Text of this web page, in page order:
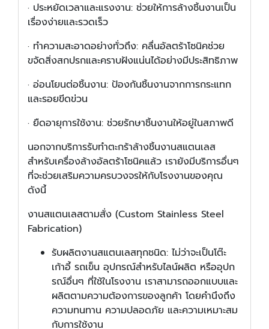
· ประหยัดเวลาและแรงงาน: ช่วยให้การล้างชิ้นงานเป็น
เรื่องง่ายและรวดเร็ว
· ทำความสะอาดอย่างทั่วถึง: คลื่นอัลตร้าโซนิคช่วย
ขจัดสิ่งสกปรกและคราบฝังแน่นได้อย่างมีประสิทธิภาพ
· อ่อนโยนต่อชิ้นงาน: ป้องกันชิ้นงานจากการกระแทก
และรอยขีดข่วน
· ยืดอายุการใช้งาน: ช่วยรักษาชิ้นงานให้อยู่ในสภาพดี
นอกจากบริการรับทำตะกร้าล้างชิ้นงานสแตนเลส
สำหรับเครื่องล้างอัลตร้าโซนิคแล้ว เรายังมีบริการอื่นๆ
ที่จะช่วยเสริมความครบวงจรให้กับโรงงานของคุณ
ดังนี้
งานสแตนเลสตามสั่ง (Custom Stainless Steel
Fabrication)
รับผลิตงานสแตนเลสทุกชนิด: ไม่ว่าจะเป็นโต๊ะ
เก้าอี้ รถเข็น อุปกรณ์สำหรับไลน์ผลิต หรืออุปก
รณ์อื่นๆ ที่ใช้ในโรงงาน เราสามารถออกแบบและ
ผลิตตามความต้องการของลูกค้า โดยคำนึงถึง
ความทนทาน ความปลอดภัย และความเหมาะสม
กับการใช้งาน